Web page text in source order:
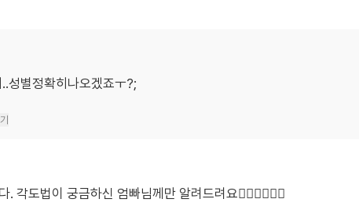
성별정확히나오겠죠ㅜ?;
각도법이 궁금하신 엄빠님께만 알려드려요🙋🏻‍♀️🙋🏻‍♂️